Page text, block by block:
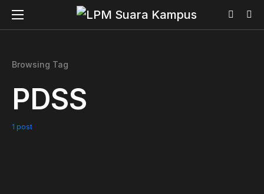
Browsing Tag
PDSS
1 post